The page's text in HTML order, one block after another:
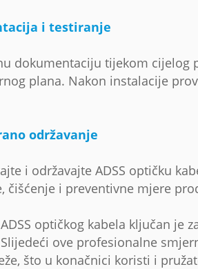
i testiranje
dokumentaciju tijekom cijelog
plana. Nakon instalacije
održavanje
i održavajte ADSS optičku
čišćenje i preventivne mjere
optičkog kabela ključan
ove profesionalne
što u konačnici koristi i